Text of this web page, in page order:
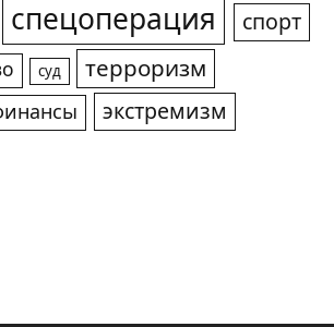
спецоперация спорт
суд терроризм
экстремизм